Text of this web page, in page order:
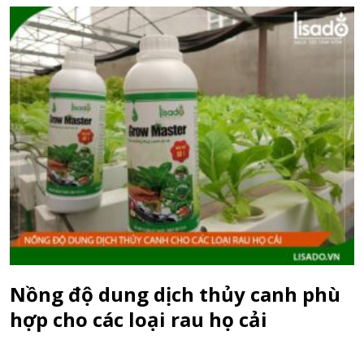
Nồng độ dung dịch thủy canh phù
hợp cho các loại rau họ cải